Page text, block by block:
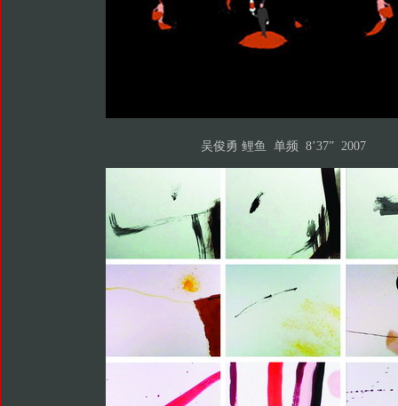
吴俊勇 鲤鱼 单频 8’37” 2007